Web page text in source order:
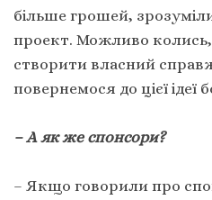
більше грошей,
проект. Можливо
створити власний
повернемося до цієї ідеї
– А як же спонсори?
– Якщо говорили про